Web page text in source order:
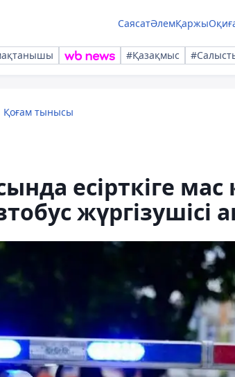
СаясатӘлемҚаржы
#Қазақмыс
Қоғам тынысы
есірткіге мас